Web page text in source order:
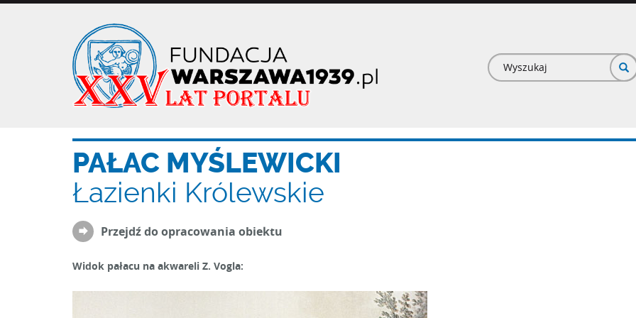
Formularz
PAŁAC MYŚLEWICKI
Łazienki Królewskie
Przejdź do opracowania obiektu
Widok pałacu na akwareli Z. Vogla: